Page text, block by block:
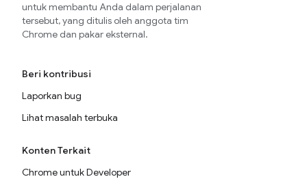
untuk membantu Anda dalam perjalanan
tersebut, yang ditulis oleh anggota tim
Chrome dan pakar eksternal.
Beri kontribusi
Laporkan bug
Lihat masalah terbuka
Konten Terkait
Chrome untuk Developer